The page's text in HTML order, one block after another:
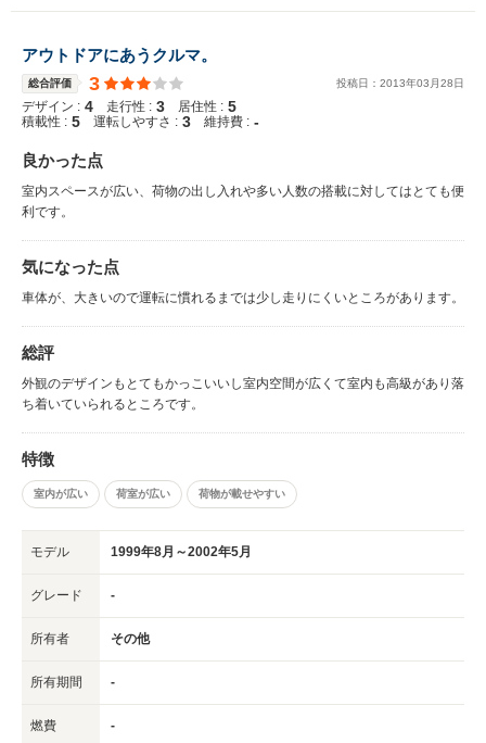
アウトドアにあうクルマ。
総合評価 3 投稿日： 2013年03 月28日
デザイン : 4 走行性 : 3 居住性 : 5
積載性 : 5 運転しやすさ : 3 維持費 : -
良かった点
室内スペースが広い、荷物の出し入れや多い人数の搭載に対してはとても便
利です。
気になった点
車体が、大きいので運転に慣れるまでは少し走りにくいところがあります。
総評
外観のデザインもとてもかっこいいし室内空間が広くて室内も高級があり落
ち着いていられるところです。
特徴
室内が広い 荷室が広い 荷物が載せやすい
モデル 1999年8月～2002年5月
グレード -
所有者 その他
所有期間 -
燃費 -